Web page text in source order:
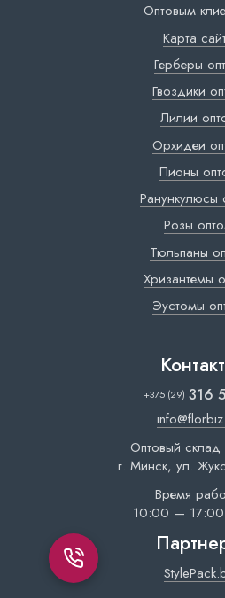
Оптовым
Карта
Герберы
Гвоздики
Лилии
Орхидеи
Пионы
Ранункулюсы
Розы
Тюльпаны
Хризантемы
Эустомы
+375 (29) 316
Оптовый склад
г. Минск, ул.
Время
10:00 — 17:00